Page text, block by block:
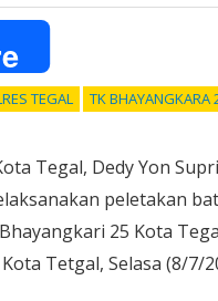
TEGAL TK BHAYANGKARA
Tegal, Dedy Yon
peletakan
25 Kota
Tetgal, Selasa (8/7/